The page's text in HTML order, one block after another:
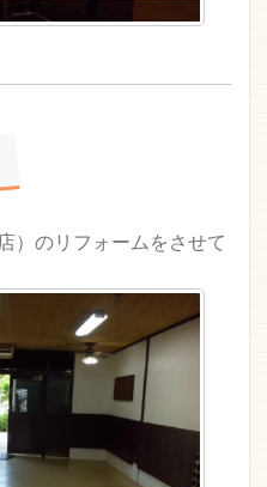
）のリフォームをさせて